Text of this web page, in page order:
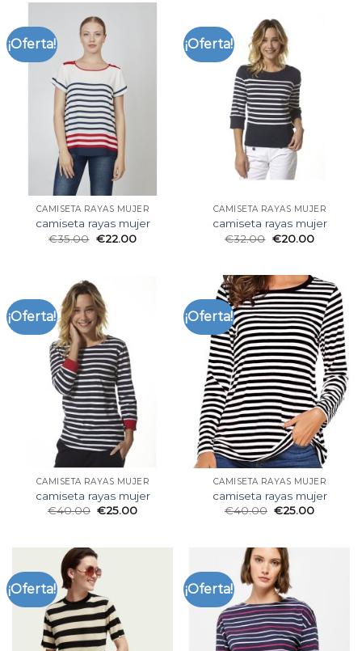
¡Oferta!
CAMISETA RAYAS MUJER
camiseta rayas mujer
€35.00 €22.00
¡Oferta!
CAMISETA RAYAS MUJER
camiseta rayas mujer
€32.00 €20.00
¡Oferta!
CAMISETA RAYAS MUJER
camiseta rayas mujer
€40.00 €25.00
¡Oferta!
CAMISETA RAYAS MUJER
camiseta rayas mujer
€40.00 €25.00
¡Oferta! ¡Oferta!